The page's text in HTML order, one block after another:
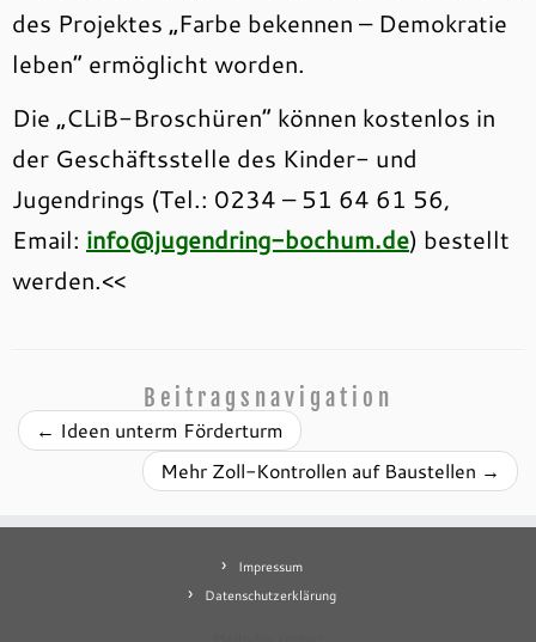
des Projektes „Farbe bekennen – Demokratie
leben“ ermöglicht worden.
Die „CLiB-Broschüren“ können kostenlos in
der Geschäftsstelle des Kinder- und
Jugendrings (Tel.: 0234 – 51 64 61 56,
Email: info@jugendring-bochum.de) bestellt
werden.<<
Beitragsnavigation
← Ideen unterm Förderturm
Mehr Zoll-Kontrollen auf Baustellen →
Impressum
Datenschutzerklärung